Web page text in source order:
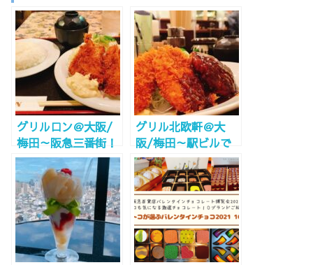
グリルロン＠大阪/
梅田～阪急三番街！
行列のできる洋食店
～
グリル北欧軒＠大
阪/梅田～駅ビルで
洋食を食べるなら～